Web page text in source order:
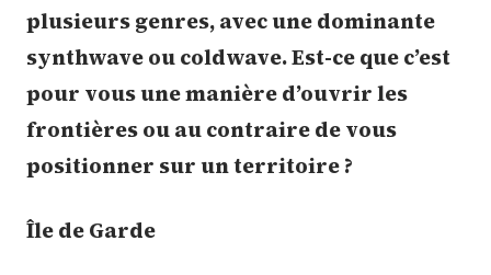
plusieurs genres, avec une dominante
synthwave ou coldwave. Est-ce que c’est
pour vous une manière d’ouvrir les
frontières ou au contraire de vous
positionner sur un territoire ?
Île de Garde